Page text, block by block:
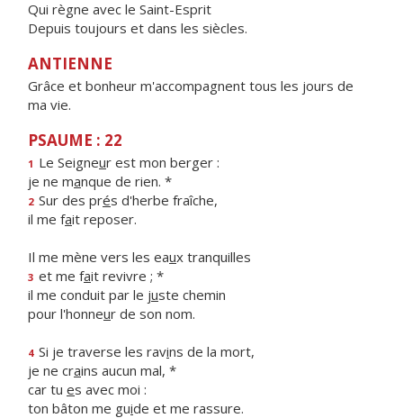
Qui règne avec le Saint-Esprit
Depuis toujours et dans les siècles.
ANTIENNE
Grâce et bonheur m'accompagnent tous les jours de
ma vie.
PSAUME : 22
1 Le Seigneur est mon berger :
je ne manque de rien. *
2 Sur des prés d'herbe fraîche,
il me fait reposer.
Il me mène vers les eaux tranquilles
3 et me fait revivre ; *
il me conduit par le juste chemin
pour l'honneur de son nom.
4 Si je traverse les ravins de la mort,
je ne crains aucun mal, *
car tu es avec moi :
ton bâton me guide et me rassure.